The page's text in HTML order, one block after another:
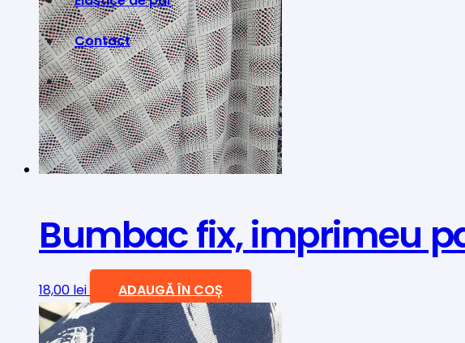
Contact
Bumbac fix, imprimeu
18,00 lei ADAUGĂ ÎN COȘ